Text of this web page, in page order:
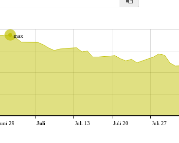
max
29 Juli Juli 13 Juli 20 Juli 27